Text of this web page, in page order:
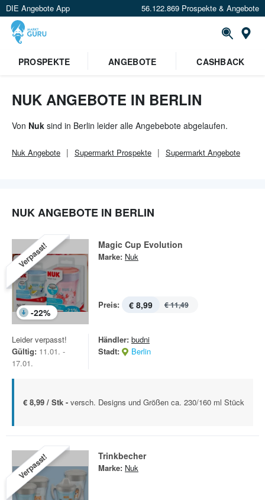
DIE Angebote App 56.122.869 Prospekte & Angebote
PROSPEKTE ANGEBOTE CASHBACK
NUK ANGEBOTE IN BERLIN
Von Nuk sind in Berlin leider alle Angebebote abgelaufen.
Nuk Angebote Supermarkt Prospekte Supermarkt Angebote
NUK ANGEBOTE IN BERLIN
Verpasst!
-22%
Magic Cup Evolution
Marke: Nuk
Preis: € 8,99 € 11,49
Leider verpasst!
Gültig: 11.01. -
17.01.
Händler: budni
Stadt:
Berlin
€ 8,99 / Stk - versch. Designs und Größen ca. 230/160 ml Stück
Verpasst! Trinkbecher
Marke: Nuk